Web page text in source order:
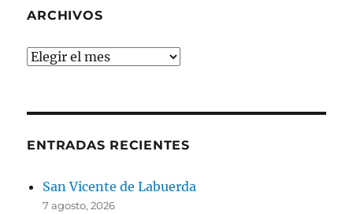
ARCHIVOS
Archivos
ENTRADAS RECIENTES
San Vicente de Labuerda
7 agosto, 2026